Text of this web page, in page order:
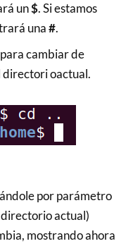
un$. Si estamos
una#.
cambiar de
oactual.
por parámetro
actual)
mostrando ahora